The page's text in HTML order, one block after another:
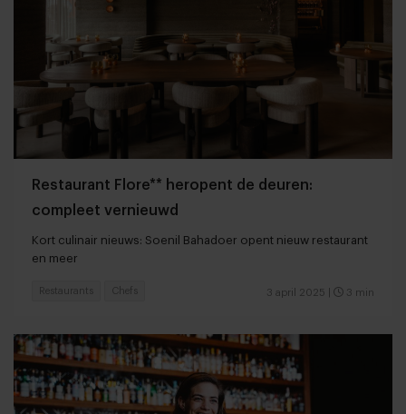
Restaurant Flore** heropent de deuren:
compleet vernieuwd
Kort culinair nieuws: Soenil Bahadoer opent nieuw restaurant
en meer
3 april 2025 3 min
Restaurants Chefs